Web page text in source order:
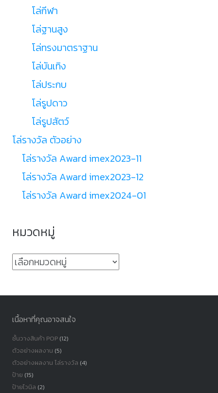
โล่กีฬา
โล่ฐานสูง
โล่ทรงมาตราฐาน
โล่บันเทิง
โล่ประกบ
โล่รูปดาว
โล่รูปสัตว์
โล่รางวัล ตัวอย่าง
โล่รางวัล Award imex2023-11
โล่รางวัล Award imex2023-12
โล่รางวัล Award imex2024-01
หมวดหมู่
หมวด
เนื้อหาที่คุณอาจสนใจ
ชั้นวางสินค้า POP(12)
ตัวอย่างผลงาน (5)
ตัวอย่างผลงาน โล่รางวัล (4)
ป้าย (15)
ป้ายไวนิล (2)